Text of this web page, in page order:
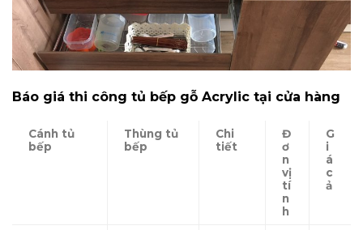
Báo giá thi công tủ bếp gỗ Acrylic tại cửa hàng
Cánh tủ
bếp
Thùng tủ
bếp
Chi
tiết
Đ
ơ
n
vị
tí
n
h
G
i
á
c
ả